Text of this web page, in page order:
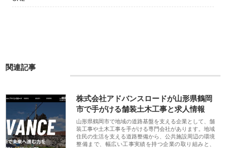
関連記事
株式会社アドバンスロードが山形県鶴岡
市で手がける舗装土木工事と求人情報
山形県鶴岡市で地域の道路基盤を支える企業として、舗
装工事や土木工事を手がける専門会社があります。地域
住民の生活を支える道路整備から、公共施設周辺の環境
整備まで、幅広い工事実績を持つ企業の取り組みと、